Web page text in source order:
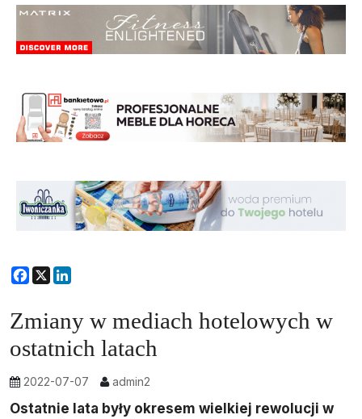
Facebook
X
Zmiany w mediach hotelowych w
ostatnich latach
2022-07-07 admin2
Ostatnie lata były okresem wielkiej rewolucji w